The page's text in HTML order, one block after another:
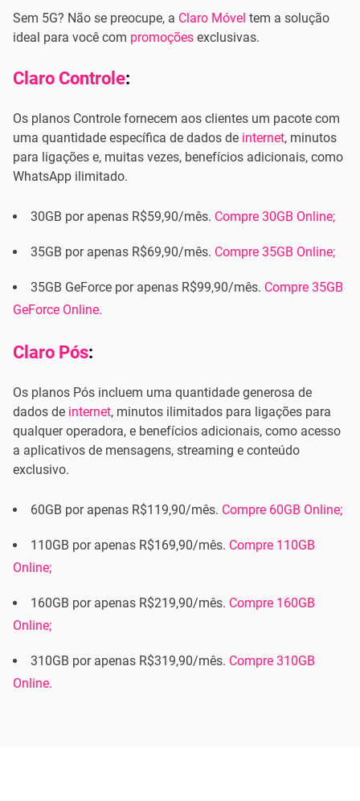
Sem 5G? Não se preocupe, a Claro Móvel tem a solução
ideal para você com promoções exclusivas.
Claro Controle:
Os planos Controle fornecem aos clientes um pacote com
uma quantidade específica de dados de internet, minutos
para ligações e, muitas vezes, benefícios adicionais, como
WhatsApp ilimitado.
30GB por apenas R$59,90/mês. Compre 30GB Online;
35GB por apenas R$69,90/mês. Compre 35GB Online;
35GB GeForce por apenas R$99,90/mês. Compre 35GB
GeForce Online.
Claro Pós:
Os planos Pós incluem uma quantidade generosa de
dados de internet, minutos ilimitados para ligações para
qualquer operadora, e benefícios adicionais, como acesso
a aplicativos de mensagens, streaming e conteúdo
exclusivo.
60GB por apenas R$119,90/mês. Compre 60GB Online;
110GB por apenas R$169,90/mês. Compre 110GB
Online;
160GB por apenas R$219,90/mês. Compre 160GB
Online;
310GB por apenas R$319,90/mês. Compre 310GB
Online.